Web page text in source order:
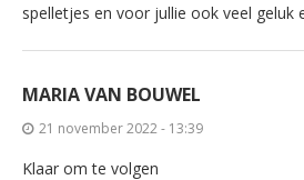
spelletjes en voor jullie ook veel geluk
MARIA VAN BOUWEL
21 november 2022 - 13:39
Klaar om te volgen